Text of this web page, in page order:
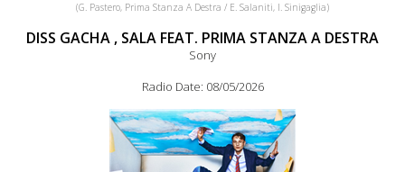
(G. Pastero, Prima Stanza A Destra / E. Salaniti, I. Sinigaglia)
DISS GACHA , SALA FEAT. PRIMA STANZA A DESTRA
Sony
Radio Date: 08/05/2026